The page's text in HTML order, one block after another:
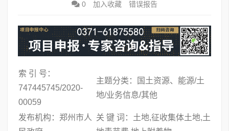
0
加入收藏 错误报告
索 引 号：
747445745/2020-
00059
主题分类：国土资源、能源/土
地/业务信息/其他
发布机构：郑州市人 关 键 词：土地,征收集体土地,土